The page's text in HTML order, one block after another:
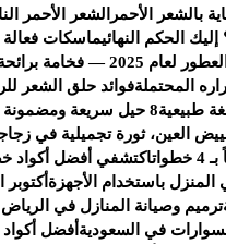
بالشعر الأحمر الشعر الأحمر
الحكم النهائيماسكات فعالة
برائحة التوفير
المحتملةفوائد حلق الشعر
طبيعية
8 حيل سريعة
العين، ثورة تجميلية في
اكتشفي أفضل أكواد
المنزل باستخدام الأجهزة
ترميم وصيانة المنازل في
في السعودية أفضل